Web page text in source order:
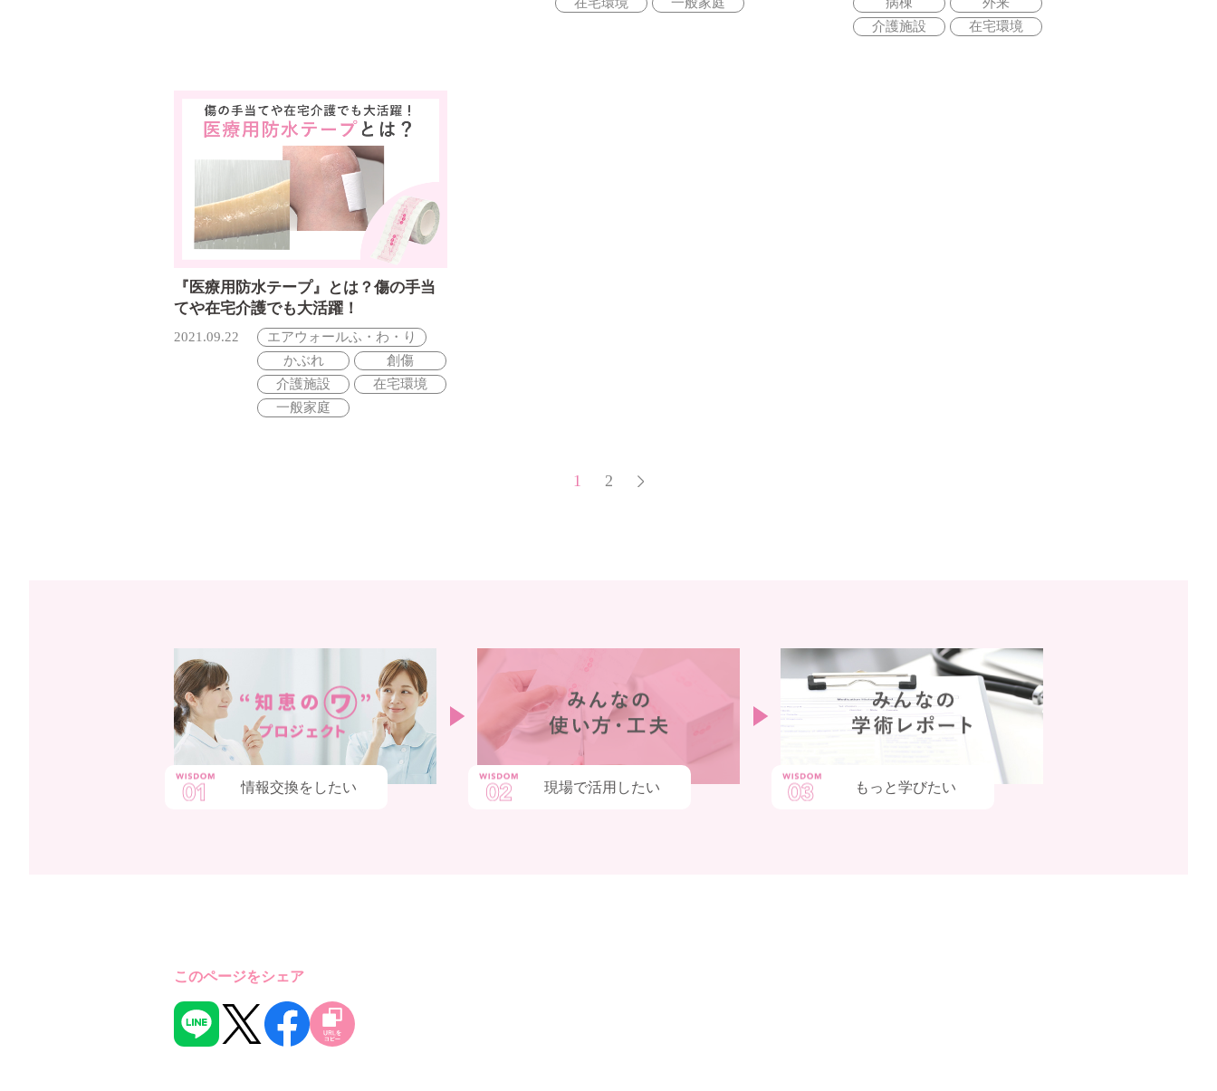
在宅環境
一般家庭
病棟
外来
介護施設
在宅環境
『医療用防水テープ』とは？傷の手当
てや在宅介護でも大活躍！
2021.09.22
エアウォールふ・わ・り
かぶれ
創傷
介護施設
在宅環境
一般家庭
1 2
情報交換をしたい 現場で活用したい もっと学びたい
このページをシェア